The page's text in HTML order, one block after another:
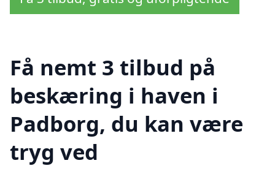
Få nemt 3 tilbud på
beskæring i haven i
Padborg, du kan være
tryg ved